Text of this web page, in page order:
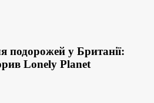
подорожей у Британії:
Lonely Planet